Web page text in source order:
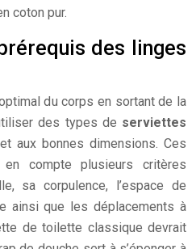
coton pur.
des linges
du corps en sortant de la
des types de serviettes
et aux bonnes dimensions. Ces
compte plusieurs critères
sa corpulence, l’espace de
ainsi que les déplacements à
de toilette classique devrait